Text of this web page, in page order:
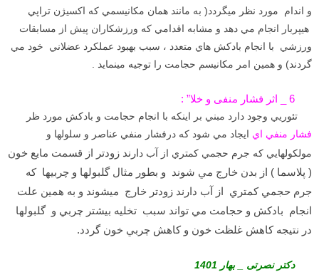
و اندام مورد نظر ميگردد( به مانند همان مكانيسمي كه اكسيژن تراپي
هيپربار انجام مي دهد و مشابه اقدامي كه ورزشكاران پيش از مسابقات
ورزشي با انجام بادكش هاي متعدد ، سبب بهبود عملكرد عضلاني خود مي
گردند) و همین امر مکانیسم حجامت را توجیه مینماید .
تئوريي وجود دارد مبني بر اينكه با انجام حجامت و بادكش مورد ظر
فشار منفي اي ايجاد مي شود كه درفشار منفي عناصر و سلولها و
مولكولهايي كه جرم حجمي كمتري از آب دارند زودتر از قسمت مايع خون
( پلاسما ) از بدن خارج مي شوند و بطور مثال گلبولها و چربيها كه
جرم حجمي كمتري از آب دارند زودتر خارج ميشوند و به همين علت
انجام بادكش و حجامت مي تواند سبب تخليه بيشتر چربي و گلبولها
در نتيجه كاهش غلظت خون و كاهش چربي خون گردد.
دکتر نصرتی _ بهار 1401